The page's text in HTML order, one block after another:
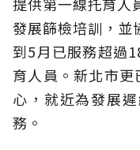
發展篩檢培訓，並
到5月已服務超過
育人員。新北市
心，就近為發展
務。